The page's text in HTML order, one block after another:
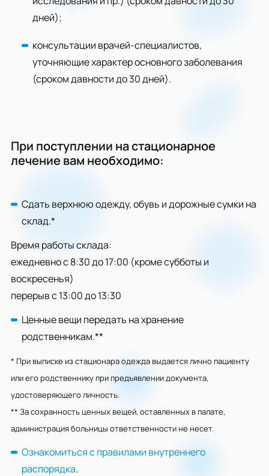
дней);
консультации врачей-специалистов,
уточняющие характер основного заболевания
(сроком давности до 30 дней).
При поступлении на стационарное
лечение вам необходимо:
Сдать верхнюю одежду, обувь и дорожные сумки на
склад.*
Время работы склада:
ежедневно с 8:30 до 17:00 (кроме субботы и
воскресенья)
перерыв с 13:00 до 13:30
Ценные вещи передать на хранение
родственникам.**
* При выписке из стационара одежда выдается лично пациенту
или его родственнику при предъявлении документа,
удостоверяющего личность.
** За сохранность ценных вещей, оставленных в палате,
администрация больницы ответственности не несет.
Ознакомиться с правилами внутреннего
распорядка.